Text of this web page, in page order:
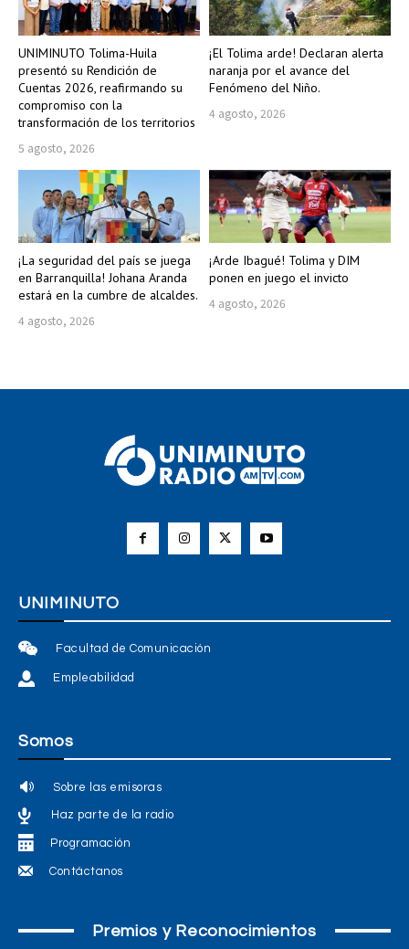
UNIMINUTO Tolima-Huila
presentó su Rendición de
Cuentas 2026, reafirmando su
compromiso con la
transformación de los territorios
5 agosto, 2026
¡El Tolima arde! Declaran alerta
naranja por el avance del
Fenómeno del Niño.
4 agosto, 2026
¡La seguridad del país se juega
en Barranquilla! Johana Aranda
estará en la cumbre de alcaldes.
4 agosto, 2026
¡Arde Ibagué! Tolima y DIM
ponen en juego el invicto
4 agosto, 2026
UNIMINUTO
Facultad de Comunicación
Empleabilidad
Somos
Sobre las emisoras
Haz parte de la radio
Programación
Contáctanos
Premios y Reconocimientos